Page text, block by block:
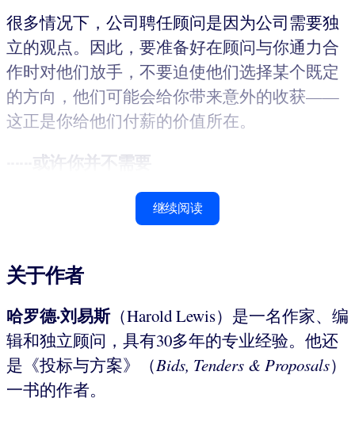
很多情况下，公司聘任顾问是因为公司需要独
立的观点。因此，要准备好在顾问与你通力合
作时对他们放手，不要迫使他们选择某个既定
的方向，他们可能会给你带来意外的收获——
这正是你给他们付薪的价值所在。
······或许你并不需要
继续阅读
关于作者
哈罗德·刘易斯（Harold Lewis）是一名作家、编
辑和独立顾问，具有30多年的专业经验。他还
是《投标与方案》（Bids, Tenders & Proposals）
一书的作者。